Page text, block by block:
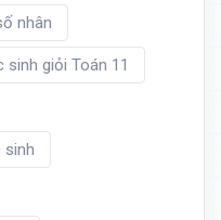
nhân
sinh giỏi Toán 11
sinh